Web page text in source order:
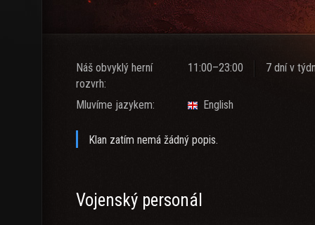
Náš obvyklý herní
rozvrh:
11:00–23:00 7 dní v
Mluvíme jazykem: English
Klan zatím nemá žádný popis.
Vojenský personál